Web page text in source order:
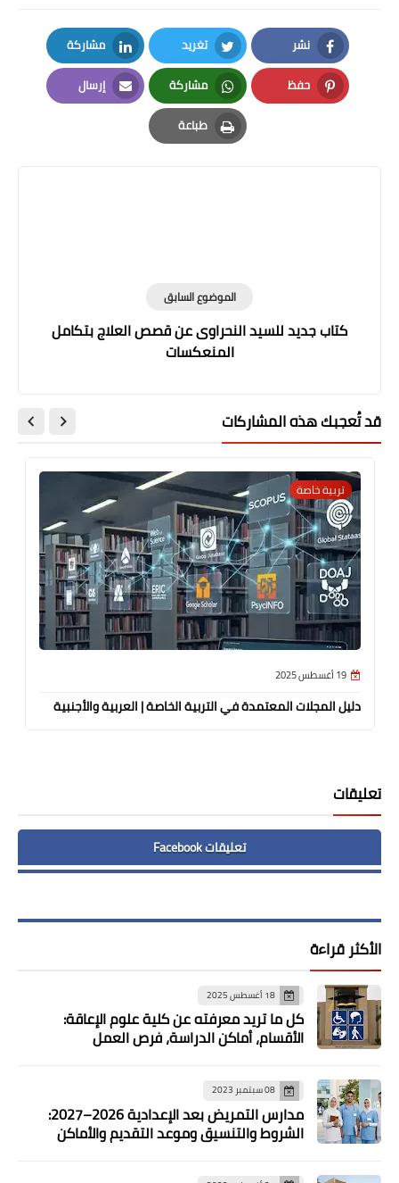
نشر
Facebook
تغريد
Twitter
مشاركة
LinkedIn
حفظ
Pinterest
مشاركة
Whatsapp
إرسال
Email
طباعة
Print
الموضوع السابق
كتاب جديد للسيد النحراوى عن قصص العلاج بتكامل
المنعكسات
قد تُعجبك هذه المشاركات
تربية خاصة
19 أغسطس 2025
دليل المجلات المعتمدة في التربية الخاصة | العربية والأجنبية
تعليقات
تعليقات Facebook
الأكثر قراءة
18 أغسطس 2025
كل ما تريد معرفته عن كلية علوم الإعاقة:
الأقسام، أماكن الدراسة، فرص العمل
08 سبتمبر 2023
مدارس التمريض بعد الإعدادية 2026–2027:
الشروط والتنسيق وموعد التقديم والأماكن